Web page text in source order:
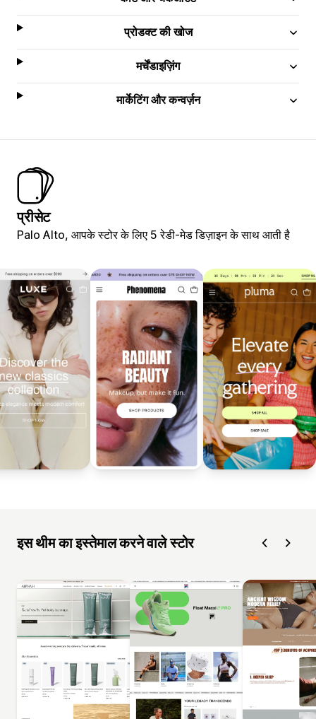
प्रोडक्ट की खोज
मर्चेंडाइज़िंग
मार्केटिंग और कन्वर्ज़न
प्रीसेट
Palo Alto, आपके स्टोर के लिए 5 रेडी-मेड डिज़ाइन के साथ आती है
इस थीम का इस्तेमाल करने वाले स्टोर